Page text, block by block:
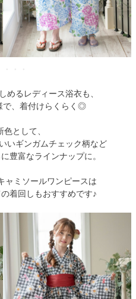
めるレディース浴衣も、
で、着付けらくらく◎
として、
いギンガムチェック柄など
豊富なラインナップに。
ャミソールワンピースは
着回しもおすすめです♪